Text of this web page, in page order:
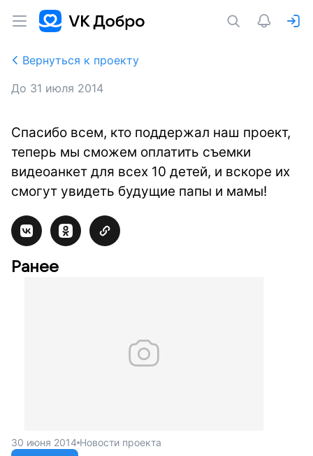
Вернуться к проекту
До 31 июля 2014
Спасибо всем, кто поддержал наш проект,
теперь мы сможем оплатить съемки
видеоанкет для всех 10 детей, и вскоре их
смогут увидеть будущие папы и мамы!
Ранее
30 июня 2014 Новости проекта